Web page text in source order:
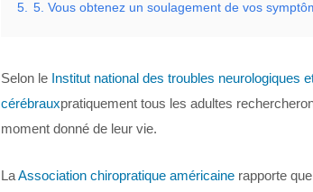
5. 5. Vous obtenez un soulagement de vos
Selon le Institut national des troubles neurologiques
cérébrauxpratiquement tous les adultes
moment donné de leur vie.
LaAssociation chiropratique américainerapporte